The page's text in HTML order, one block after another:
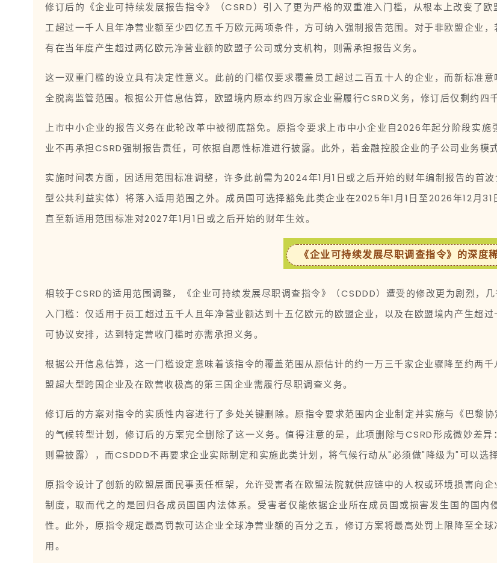
修订后的《企业可持续发展报告指令》（CSRD）引入了更为严格的双重准入门槛，从根本上改变了
工超过一千人且年净营业额至少四亿五千万欧元两项条件，方可纳入强制报告范围。对于非欧盟企业
有在当年度产生超过两亿欧元净营业额的欧盟子公司或分支机构，则需承担报告义务。
这一双重门槛的设立具有决定性意义。此前的门槛仅要求覆盖员工超过二百五十人的企业，而新标准
全脱离监管范围。根据公开信息估算，欧盟境内原本约四万家企业需履行CSRD义务，修订后仅剩约四
上市中小企业的报告义务在此轮改革中被彻底豁免。原指令要求上市中小企业自2026年起分阶段实
业不再承担CSRD强制报告责任，可依据自愿性标准进行披露。此外，若金融控股企业的子公司业务模
实施时间表方面，因适用范围标准调整，许多此前需为2024年1月1日或之后开始的财年编制报告的首
型公共利益实体）将落入适用范围之外。成员国可选择豁免此类企业在2025年1月1日至2026年12月
直至新适用范围标准对2027年1月1日或之后开始的财年生效。
《企业可持续发展尽职调查指令》的深度
相较于CSRD的适用范围调整，《企业可持续发展尽职调查指令》（CSDDD）遭受的修改更为剧烈，
入门槛：仅适用于员工超过五千人且年净营业额达到十五亿欧元的欧盟企业，以及在欧盟境内产生超
可协议安排，达到特定营收门槛时亦需承担义务。
根据公开信息估算，这一门槛设定意味着该指令的覆盖范围从原估计的约一万三千家企业骤降至约两
盟超大型跨国企业及在欧营收极高的第三国企业需履行尽职调查义务。
修订后的方案对指令的实质性内容进行了多处关键删除。原指令要求范围内企业制定并实施与《巴黎
的气候转型计划，修订后的方案完全删除了这一义务。值得注意的是，此项删除与CSRD形成微妙差
则需披露），而CSDDD不再要求企业实际制定和实施此类计划，将气候行动从"必须做"降级为"可以选择
原指令设计了创新的欧盟层面民事责任框架，允许受害者在欧盟法院就供应链中的人权或环境损害向
制度，取而代之的是回归各成员国国内法体系。受害者仅能依据企业所在成员国或损害发生国的国
性。此外，原指令规定最高罚款可达企业全球净营业额的百分之五，修订方案将最高处罚上限降至全
用。